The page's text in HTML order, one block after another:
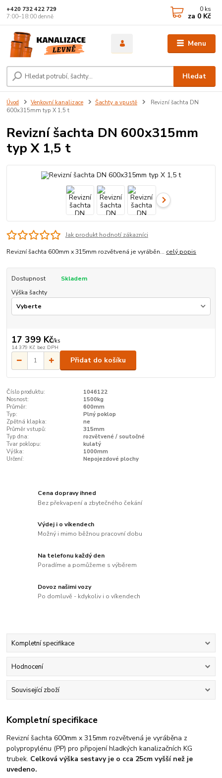
Menu
Hledat
+420 732 422 729
7:00–18:00 denně
0 ks
za 0 Kč
Úvod Venkovní kanalizace Šachty a vpustě
Revizní šachta DN
600x315mm typ X 1,5 t
Revizní šachta DN 600x315mm
typ X 1,5 t
Jak produkt hodnotí zákazníci
Revizní šachta 600mm x 315mm rozvětvená je vyráběn... celý popis
Dostupnost
Skladem
Výška šachty
17 399 Kč/ks
14 379 Kč bez DPH
Přidat do košíku
Číslo produktu:
1046122
Nosnost:
1500kg
Průměr:
600mm
Typ:
Plný poklop
Zpětná klapka:
ne
Průměr vstupů:
315mm
Typ dna:
rozvětvené / soutočné
Tvar poklopu:
kulatý
Výška:
1000mm
Určení:
Nepojezdové plochy
Cena dopravy ihned
Bez překvapení a zbytečného čekání
Výdej i o víkendech
Možný i mimo běžnou pracovní dobu
Na telefonu každý den
Poradíme a pomůžeme s výběrem
Dovoz našimi vozy
Po domluvě - kdykoliv i o víkendech
Kompletní specifikace
Hodnocení
Související zboží
Kompletní specifikace
Revizní šachta 600mm x 315mm rozvětvená je vyráběna z
polypropylénu (PP) pro připojení hladkých kanalizačních KG
trubek. Celková výška sestavy je o cca 25cm vyšší než je
uvedeno.